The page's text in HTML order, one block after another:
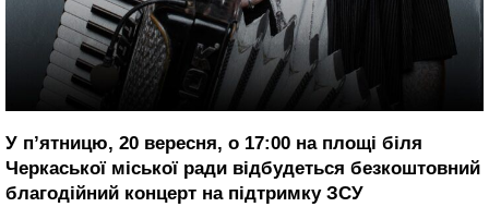
У п’ятницю, 20 вересня, о 17:00 на площі біля
Черкаської міської ради відбудеться безкоштовний
благодійний концерт на підтримку ЗСУ